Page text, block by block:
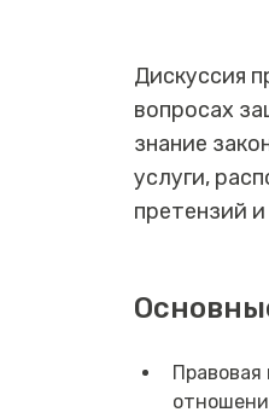
Дискуссия
вопросах
знание
услуги,
претензий